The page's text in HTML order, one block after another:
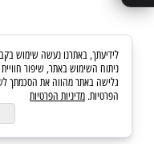
ניתוח השימוש באתר, שיפור
גלישה באתר מהווה את הסכמתך
הפרטיות. מדיניות הפרטיות